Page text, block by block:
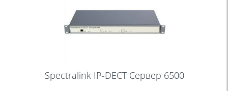
Spectralink IP-DECT Сервер 6500